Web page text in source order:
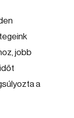
jobb
a